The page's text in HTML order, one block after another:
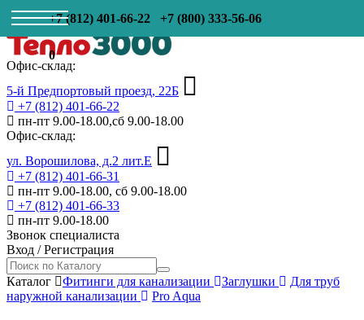
+7 (812) 401-66-22 +7 (800) 333-56-06
0
Офис-склад:
5-й Предпортовый проезд, 22Б
+7 (812) 401-66-22
пн-пт 9.00-18.00,сб 9.00-18.00
Офис-склад:
ул. Ворошилова, д.2 лит.Е
+7 (812) 401-66-31
пн-пт 9.00-18.00, сб 9.00-18.00
+7 (812) 401-66-33
пн-пт 9.00-18.00
Звонок специалиста
Вход /Регистрация
Каталог Фитинги для канализации Заглушки
Для труб
наружной канализации
Pro Aqua